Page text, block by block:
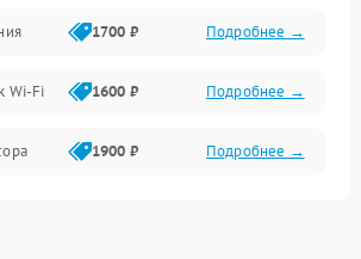
1700 ₽ Подробнее →
Wi-Fi 1600 ₽ Подробнее →
1900 ₽ Подробнее →